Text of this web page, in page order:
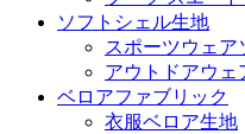
ソフトシェル生地
スポーツウェア
アウトドアウェ
ベロアファブリック
衣服ベロア生地